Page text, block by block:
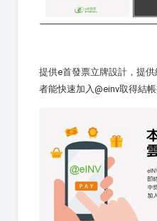
提供e首發票立牌設計，提
者能快速加入@einv取得結帳